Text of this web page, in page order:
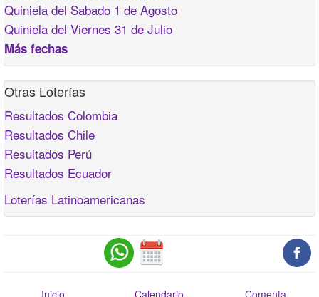
Quiniela del Sabado 1 de Agosto
Quiniela del Viernes 31 de Julio
Más fechas
Otras Loterías
Resultados Colombia
Resultados Chile
Resultados Perú
Resultados Ecuador
Loterías Latinoamericanas
Inicio Calendario Comenta